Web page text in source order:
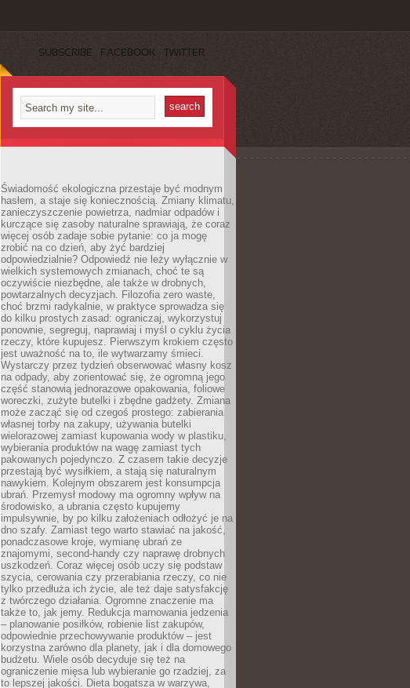
SUBSCRIBE FACEBOOK TWITTER
Świadomość ekologiczna przestaje być modnym
hasłem, a staje się koniecznością. Zmiany klimatu,
zanieczyszczenie powietrza, nadmiar odpadów i
kurczące się zasoby naturalne sprawiają, że coraz
więcej osób zadaje sobie pytanie: co ja mogę
zrobić na co dzień, aby żyć bardziej
odpowiedzialnie? Odpowiedź nie leży wyłącznie w
wielkich systemowych zmianach, choć te są
oczywiście niezbędne, ale także w drobnych,
powtarzalnych decyzjach. Filozofia zero waste,
choć brzmi radykalnie, w praktyce sprowadza się
do kilku prostych zasad: ograniczaj, wykorzystuj
ponownie, segreguj, naprawiaj i myśl o cyklu życia
rzeczy, które kupujesz. Pierwszym krokiem często
jest uważność na to, ile wytwarzamy śmieci.
Wystarczy przez tydzień obserwować własny kosz
na odpady, aby zorientować się, że ogromną jego
część stanowią jednorazowe opakowania, foliowe
woreczki, zużyte butelki i zbędne gadżety. Zmiana
może zacząć się od czegoś prostego: zabierania
własnej torby na zakupy, używania butelki
wielorazowej zamiast kupowania wody w plastiku,
wybierania produktów na wagę zamiast tych
pakowanych pojedynczo. Z czasem takie decyzje
przestają być wysiłkiem, a stają się naturalnym
nawykiem. Kolejnym obszarem jest konsumpcja
ubrań. Przemysł modowy ma ogromny wpływ na
środowisko, a ubrania często kupujemy
impulsywnie, by po kilku założeniach odłożyć je na
dno szafy. Zamiast tego warto stawiać na jakość,
ponadczasowe kroje, wymianę ubrań ze
znajomymi, second-handy czy naprawę drobnych
uszkodzeń. Coraz więcej osób uczy się podstaw
szycia, cerowania czy przerabiania rzeczy, co nie
tylko przedłuża ich życie, ale też daje satysfakcję
z twórczego działania. Ogromne znaczenie ma
także to, jak jemy. Redukcja marnowania jedzenia
– planowanie posiłków, robienie list zakupów,
odpowiednie przechowywanie produktów – jest
korzystna zarówno dla planety, jak i dla domowego
budżetu. Wiele osób decyduje się też na
ograniczenie mięsa lub wybieranie go rzadziej, za
to lepszej jakości. Dieta bogatsza w warzywa,